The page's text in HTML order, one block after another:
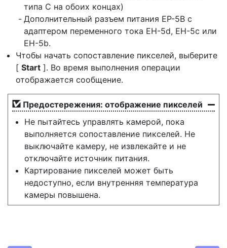
типа C на обоих концах)
Дополнительный разъем питания EP-5B с
адаптером переменного тока EH-5d, EH-5c или
EH-5b.
Чтобы начать сопоставление пикселей, выберите
[ Start ]. Во время выполнения операции
отображается сообщение.
Предостережения: отображение пикселей
Не пытайтесь управлять камерой, пока
выполняется сопоставление пикселей. Не
выключайте камеру, не извлекайте и не
отключайте источник питания.
Картирование пикселей может быть
недоступно, если внутренняя температура
камеры повышена.